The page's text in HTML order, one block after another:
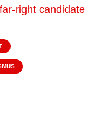
right